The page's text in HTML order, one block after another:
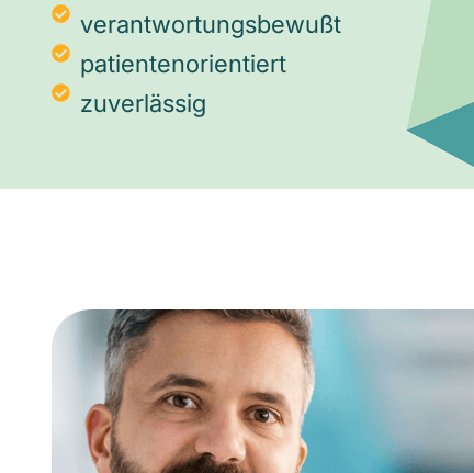
verantwortungsbewußt
patientenorientiert
zuverlässig